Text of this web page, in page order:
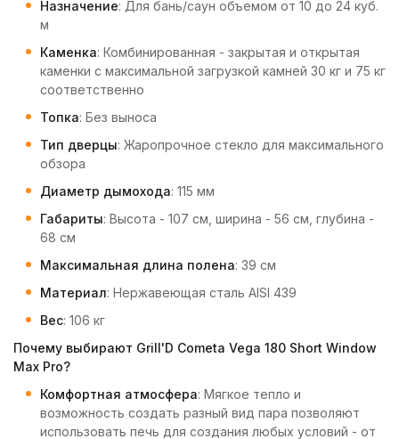
Назначение: Для бань/саун объемом от 10 до 24 куб.
м
Каменка: Комбинированная - закрытая и открытая
каменки с максимальной загрузкой камней 30 кг и 75 кг
соответственно
Топка: Без выноса
Тип дверцы: Жаропрочное стекло для максимального
обзора
Диаметр дымохода: 115 мм
Габариты: Высота - 107 см, ширина - 56 см, глубина -
68 см
Максимальная длина полена: 39 см
Материал: Нержавеющая сталь AISI 439
Вес: 106 кг
Почему выбирают Grill'D Cometa Vega 180 Short Window
Max Pro?
Комфортная атмосфера: Мягкое тепло и
возможность создать разный вид пара позволяют
использовать печь для создания любых условий - от